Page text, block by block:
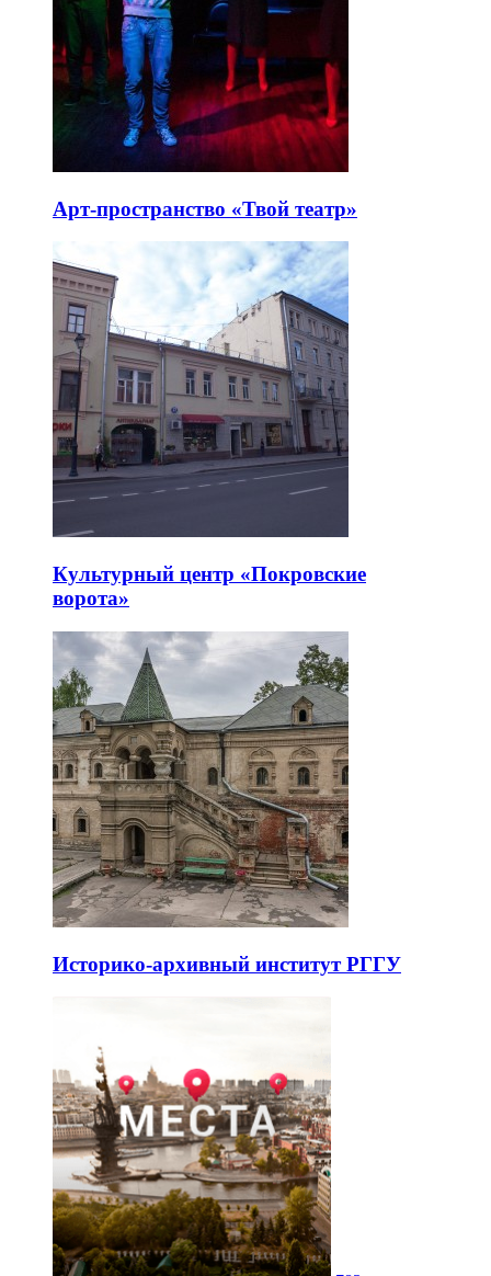
Арт-пространство «Твой театр»
Культурный центр «Покровские
ворота»
Историко-архивный институт РГГУ